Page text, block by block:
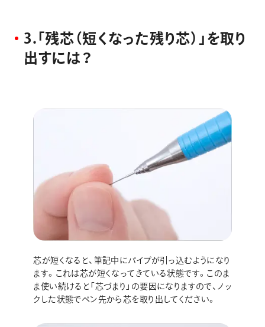
3. 「残芯 （短 く なった残り芯） 」 を取り
出すに は ？
芯が短くなると、筆記中にパイプが引っ込むようになり
ます。これは芯が短くなってきている状態です。このま
ま使い続けると「芯づまり」の要因になりますので、ノッ
クした状態でペン先から芯を取り出してください。